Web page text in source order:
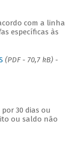
com a linha
específicas às
(PDF - 70,7 kB)-
por 30 dias ou
ou saldo não